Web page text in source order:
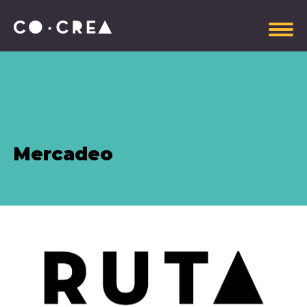
Plataforma estratégica
Contrataciones
Explora
Mercadeo